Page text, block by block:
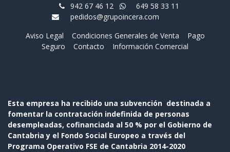
942 67 46 12
649 58 33 11
pedidos@grupoincera.com
Aviso Legal
Condiciones Generales de Venta
Pago
Seguro
Contacto Información Comercial
Esta empresa ha recibido una subvención destinada a
fomentar la contratación indefinida de personas
desempleadas, cofinanciada al 50 % por el Gobierno de
Cantabria y el Fondo Social Europeo a través del
Programa Operativo FSE de Cantabria 2014-2020